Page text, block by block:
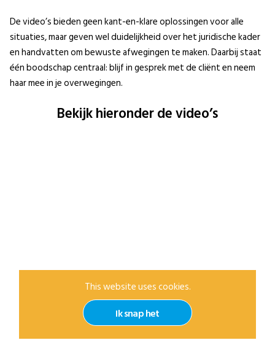
De video’s bieden geen kant-en-klare oplossingen voor alle
situaties, maar geven wel duidelijkheid over het juridische kader
en handvatten om bewuste afwegingen te maken. Daarbij staat
één boodschap centraal: blijf in gesprek met de cliënt en neem
haar mee in je overwegingen.
Bekijk hieronder de video’s
This website uses cookies.
Ik snap het